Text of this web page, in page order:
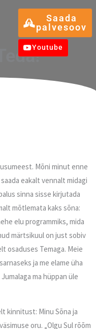
Youtube
Saada
palvesoov
Mõni minut enne
eakalt vennalt midagi
sinna sisse kirjutada
mõtlemata kaks sõna:
elu programmiks, mida
märtsikuul on just sobiv
osaduses Temaga. Meie
ja me elame üha
ma hüppan üle
kinnitust: Minu Sõna ja
oru. „Olgu Sul rõõm